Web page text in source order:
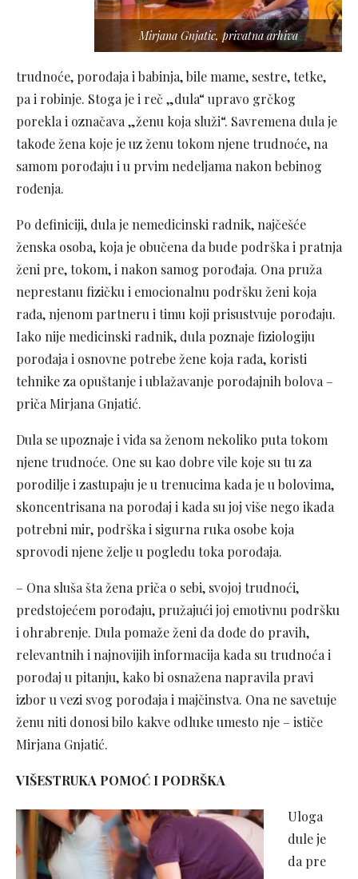
Mirjana Gnjatic, privatna arhiva
trudnoće, porođaja i babinja, bile mame, sestre, tetke,
pa i robinje. Stoga je i reč „dula“ upravo grčkog
porekla i označava „ženu koja služi“. Savremena dula je
takođe žena koje je uz ženu tokom njene trudnoće, na
samom porođaju i u prvim nedeljama nakon bebinog
rođenja.
Po definiciji, dula je nemedicinski radnik, najčešće
ženska osoba, koja je obučena da bude podrška i pratnja
ženi pre, tokom, i nakon samog porođaja. Ona pruža
neprestanu fizičku i emocionalnu podršku ženi koja
rađa, njenom partneru i timu koji prisustvuje porođaju.
Iako nije medicinski radnik, dula poznaje fiziologiju
porođaja i osnovne potrebe žene koja rađa, koristi
tehnike za opuštanje i ublažavanje porođajnih bolova –
priča Mirjana Gnjatić.
Dula se upoznaje i viđa sa ženom nekoliko puta tokom
njene trudnoće. One su kao dobre vile koje su tu za
porodilje i zastupaju je u trenucima kada je u bolovima,
skoncentrisana na porođaj i kada su joj više nego ikada
potrebni mir, podrška i sigurna ruka osobe koja
sprovodi njene želje u pogledu toka porođaja.
– Ona sluša šta žena priča o sebi, svojoj trudnoći,
predstojećem porođaju, pružajući joj emotivnu podršku
i ohrabrenje. Dula pomaže ženi da dođe do pravih,
relevantnih i najnovijih informacija kada su trudnoća i
porođaj u pitanju, kako bi osnažena napravila pravi
izbor u vezi svog porođaja i majčinstva. Ona ne savetuje
ženu niti donosi bilo kakve odluke umesto nje – ističe
Mirjana Gnjatić.
VIŠESTRUKA POMOĆ I PODRŠKA
Uloga
dule je
da pre